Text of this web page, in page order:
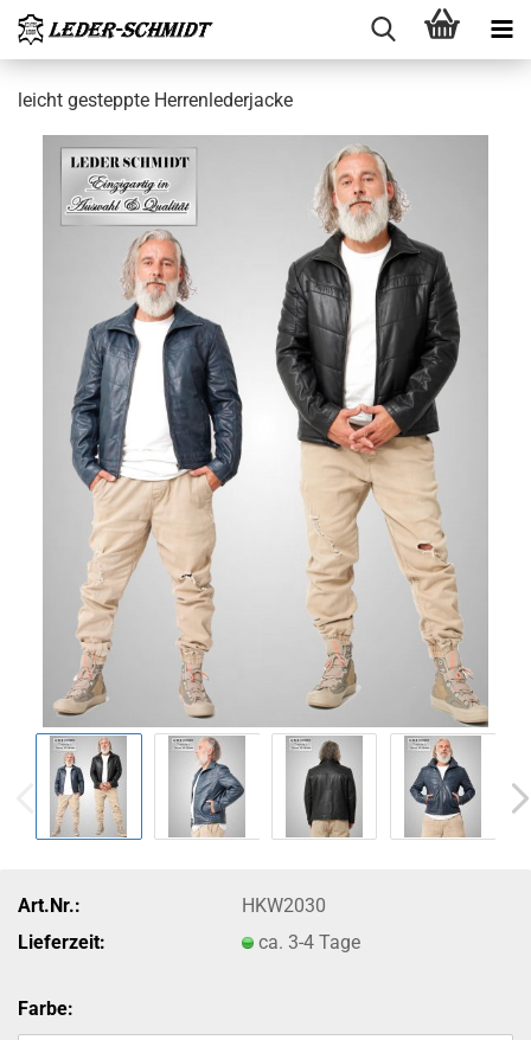
leicht ge­stepp­te Her­ren­le­der­ja­cke
Art.Nr.:
HKW2030
Lieferzeit:
ca. 3-4 Tage
Farbe: